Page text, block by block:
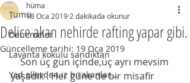
Tümü
Denemeler
Lavanta kokulu sandıktan
Yad ellerden iz bırakanlar...
Delice akan nehirde rafting yapar gibi.
hüma
18 Oca 2019 2 dakikada okunur
Güncelleme tarihi: 19 Oca 2019
    Son üç gün içinde,üç ayrı mevsim
yaşadık . Her güne de bir misafir